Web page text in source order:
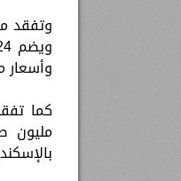
وتفقد
وأسعار
مليون